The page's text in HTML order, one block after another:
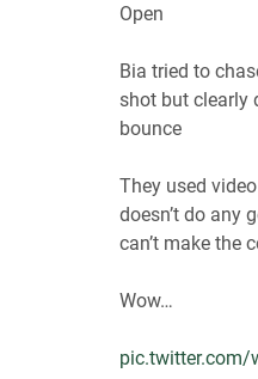
Open
Bia tried to
shot but clearly
bounce
They used
doesn’t do any
can’t make the
Wow…
pic.twitter.com/